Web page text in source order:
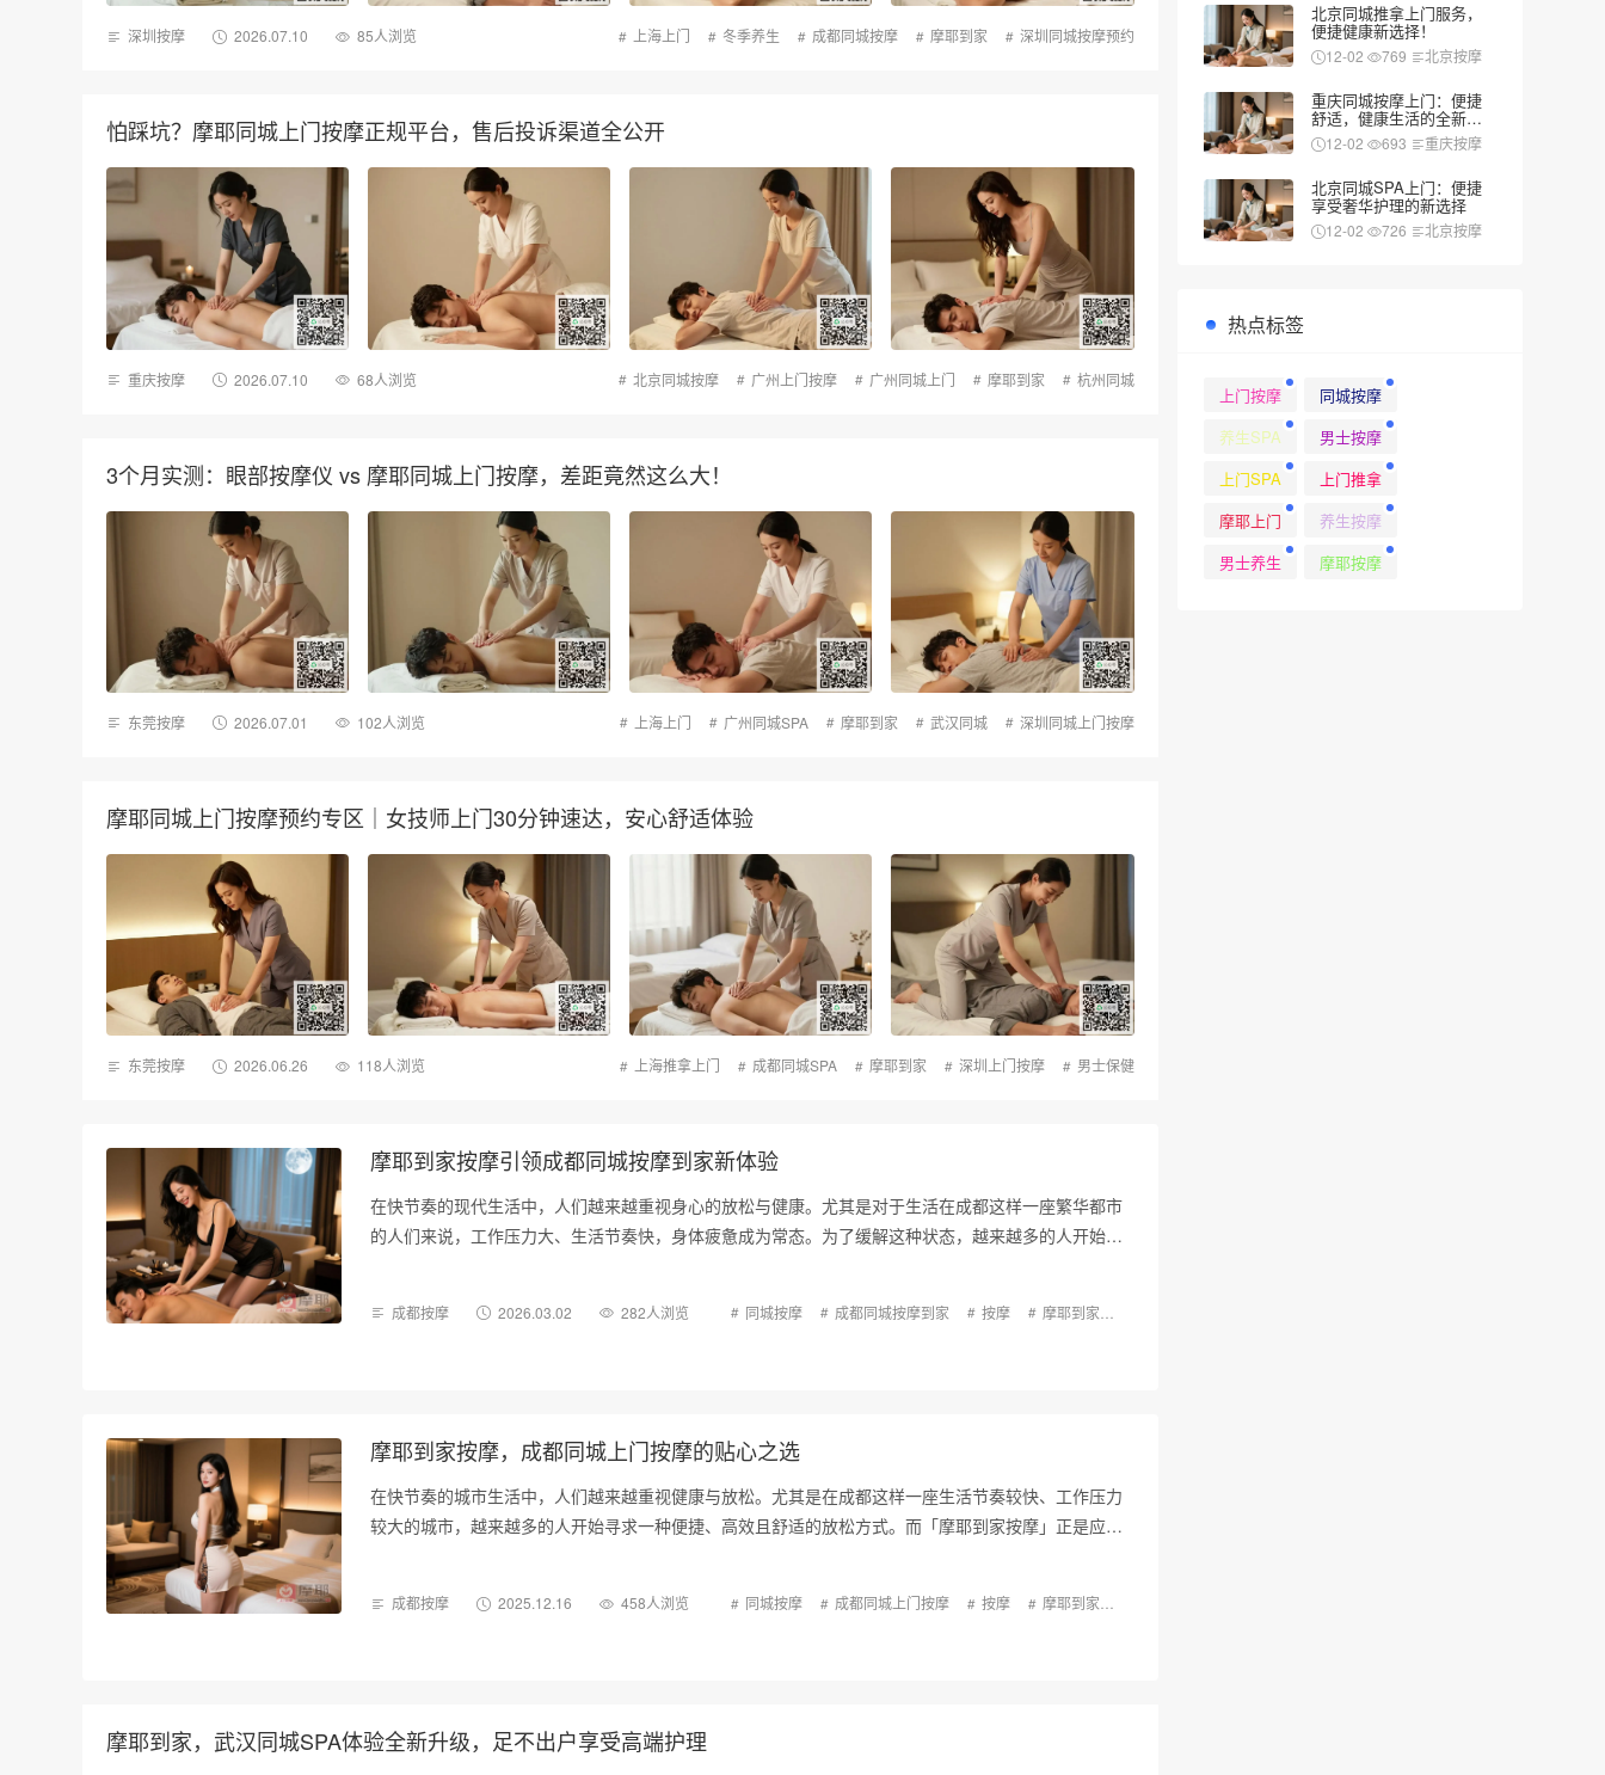
深圳按摩 2026.07.10 85人浏览 上海上门 冬季养生 成都同城按摩 摩耶到家 深圳同城按摩预约
怕踩坑？摩耶同城上门按摩正规平台，售后投诉渠道全公开
重庆按摩 2026.07.10 68人浏览 北京同城按摩 广州上门按摩 广州同城上门 摩耶到家 杭州同城
3个月实测：眼部按摩仪 vs 摩耶同城上门按摩，差距竟然这么大！
东莞按摩 2026.07.01 102人浏览 上海上门 广州同城SPA 摩耶到家 武汉同城 深圳同城上门按摩
摩耶同城上门按摩预约专区｜女技师上门30分钟速达，安心舒适体验
东莞按摩 2026.06.26 118人浏览 上海推拿上门 成都同城SPA 摩耶到家 深圳上门按摩 男士保健
摩耶到家按摩引领成都同城按摩到家新体验
在快节奏的现代生活中，人们越来越重视身心的放松与健康。尤其是对于生活在成都这样一座繁华都市
的人们来说，工作压力大、生活节奏快，身体疲惫成为常态。为了缓解这种状态，越来越多的人开始寻
成都按摩 2026.03.02 282人浏览 同城按摩 成都同城按摩到家 按摩 摩耶到家
摩耶到家按摩，成都同城上门按摩的贴心之选
在快节奏的城市生活中，人们越来越重视健康与放松。尤其是在成都这样一座生活节奏较快、工作压力
较大的城市，越来越多的人开始寻求一种便捷、高效且舒适的放松方式。而「摩耶到家按摩」正是应运
成都按摩 2025.12.16 458人浏览 同城按摩 成都同城上门按摩 按摩 摩耶到家
摩耶到家，武汉同城SPA体验全新升级，足不出户享受高端护理
北京同城推拿上门服务，
便捷健康新选择！
12-02 769 北京按摩
重庆同城按摩上门：便捷
舒适，健康生活的全新选
择12-02 693 重庆按摩
北京同城SPA上门：便捷
享受奢华护理的新选择
12-02 726 北京按摩
热点标签
上门按摩
同城按摩
养生SPA
男士按摩
上门SPA
上门推拿
摩耶上门
养生按摩
男士养生
摩耶按摩